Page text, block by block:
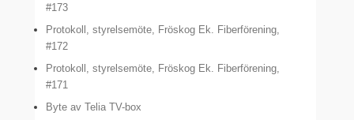
#173
Protokoll, styrelsemöte, Fröskog Ek. Fiberförening,
#172
Protokoll, styrelsemöte, Fröskog Ek. Fiberförening,
#171
Byte av Telia TV-box